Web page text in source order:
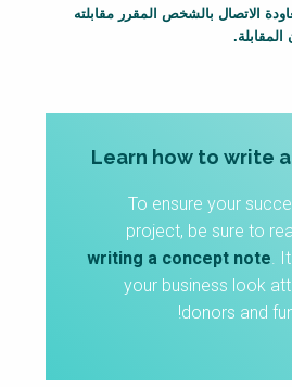
الاتصال بالشخص المقرر مقابلته
المقابلة.
Learn how to write
To ensure your
project, be sure to
writing a concept note.
your business look
donors and